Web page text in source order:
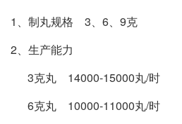
1、制丸规格 3、6、9克
2、生产能力
3克丸 14000-15000丸/时
6克丸 10000-11000丸/时